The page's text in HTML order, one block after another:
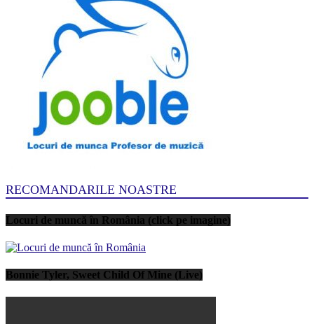
RECOMANDARILE NOASTRE
Locuri de muncă în România (click pe imagine)
Bonnie Tyler, Sweet Child Of Mine (Live)